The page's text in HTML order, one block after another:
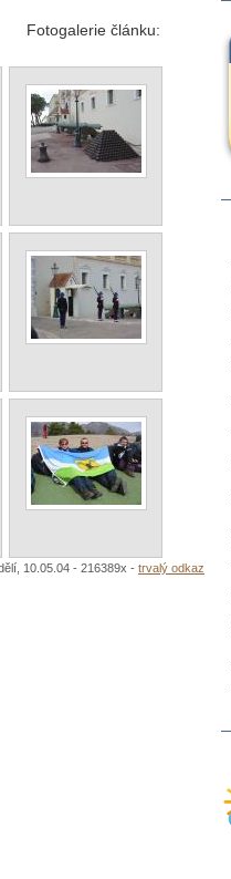
Fotogalerie článku:
10.05.04 - 216389x - trvalý odkaz